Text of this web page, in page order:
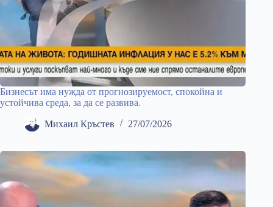
Бизнесът има нужда от прогнозируемост, спокойна и
устойчива среда, за да се развива.
Михаил Кръстев 27/07/2026